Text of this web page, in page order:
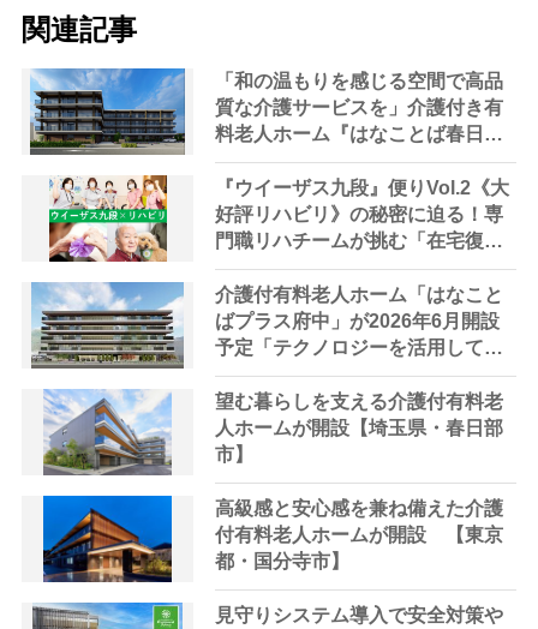
関連記事
「和の温もりを感じる空間で高品
質な介護サービスを」介護付き有
料老人ホーム『はなことば春日
部』来春オープン【埼玉県・春日
部市】
『ウイーザス九段』便りVol.2《大
好評リハビリ》の秘密に迫る！専
門職リハチームが挑む「在宅復帰
の可能性を広げる」「人生の幸福
を追求する」 “リハビリ革命”と
は？
介護付有料老人ホーム「はなこと
ばプラス府中」が2026年6月開設
予定「テクノロジーを活用して高
品質な介護サービスを提供」【東
京都・府中市】
望む暮らしを支える介護付有料老
人ホームが開設【埼玉県・春日部
市】
高級感と安心感を兼ね備えた介護
付有料老人ホームが開設 【東京
都・国分寺市】
見守りシステム導入で安全対策や